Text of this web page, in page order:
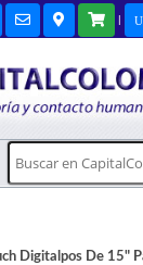
|
Digitalpos De 15"